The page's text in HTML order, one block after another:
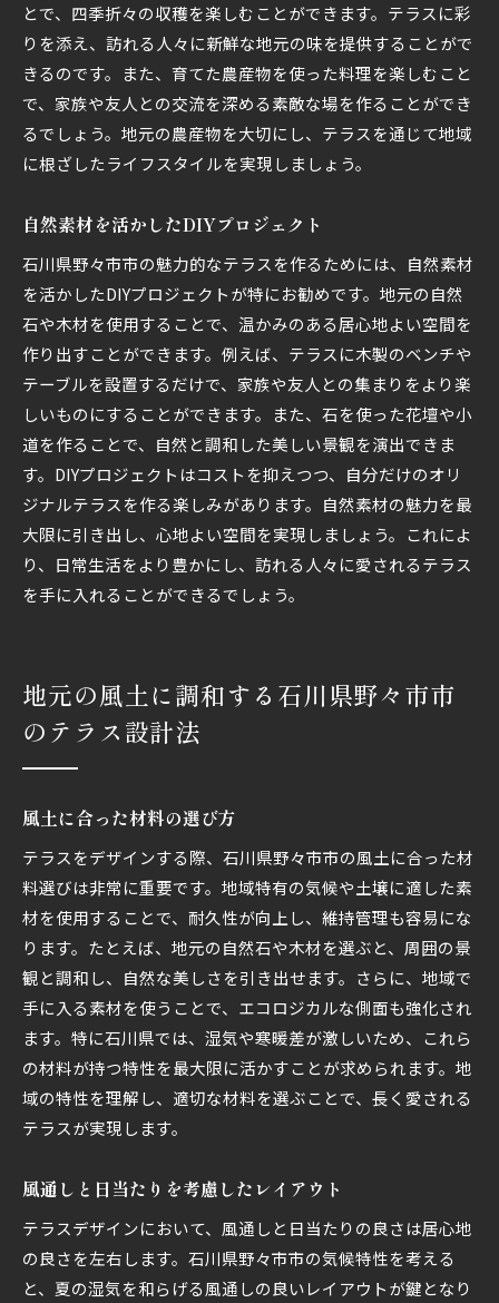
とで、四季折々の収穫を楽しむことができます。テラスに彩
りを添え、訪れる人々に新鮮な地元の味を提供することがで
きるのです。また、育てた農産物を使った料理を楽しむこと
で、家族や友人との交流を深める素敵な場を作ることができ
るでしょう。地元の農産物を大切にし、テラスを通じて地域
に根ざしたライフスタイルを実現しましょう。
自然素材を活かしたDIYプロジェクト
石川県野々市市の魅力的なテラスを作るためには、自然素材
を活かしたDIYプロジェクトが特にお勧めです。地元の自然
石や木材を使用することで、温かみのある居心地よい空間を
作り出すことができます。例えば、テラスに木製のベンチや
テーブルを設置するだけで、家族や友人との集まりをより楽
しいものにすることができます。また、石を使った花壇や小
道を作ることで、自然と調和した美しい景観を演出できま
す。DIYプロジェクトはコストを抑えつつ、自分だけのオリ
ジナルテラスを作る楽しみがあります。自然素材の魅力を最
大限に引き出し、心地よい空間を実現しましょう。これによ
り、日常生活をより豊かにし、訪れる人々に愛されるテラス
を手に入れることができるでしょう。
地元の風土に調和する石川県野々市市
のテラス設計法
風土に合った材料の選び方
テラスをデザインする際、石川県野々市市の風土に合った材
料選びは非常に重要です。地域特有の気候や土壌に適した素
材を使用することで、耐久性が向上し、維持管理も容易にな
ります。たとえば、地元の自然石や木材を選ぶと、周囲の景
観と調和し、自然な美しさを引き出せます。さらに、地域で
手に入る素材を使うことで、エコロジカルな側面も強化され
ます。特に石川県では、湿気や寒暖差が激しいため、これら
の材料が持つ特性を最大限に活かすことが求められます。地
域の特性を理解し、適切な材料を選ぶことで、長く愛される
テラスが実現します。
風通しと日当たりを考慮したレイアウト
テラスデザインにおいて、風通しと日当たりの良さは居心地
の良さを左右します。石川県野々市市の気候特性を考える
と、夏の湿気を和らげる風通しの良いレイアウトが鍵となり